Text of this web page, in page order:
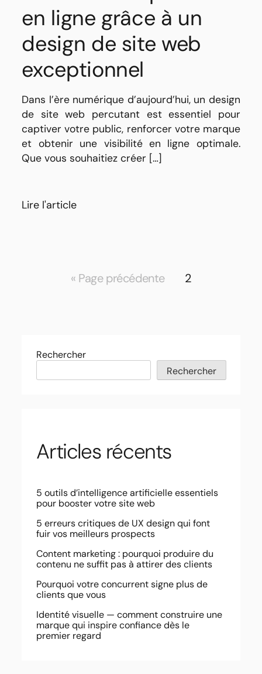
en ligne grâce à un
design de site web
exceptionnel
Dans l’ère numérique d’aujourd’hui, un design
de site web percutant est essentiel pour
captiver votre public, renforcer votre marque
et obtenir une visibilité en ligne optimale.
Que vous souhaitiez créer […]
Lire l'article
« Page précédente 2
Rechercher
Rechercher
Articles récents
5 outils d’intelligence artificielle essentiels
pour booster votre site web
5 erreurs critiques de UX design qui font
fuir vos meilleurs prospects
Content marketing : pourquoi produire du
contenu ne suffit pas à attirer des clients
Pourquoi votre concurrent signe plus de
clients que vous
Identité visuelle — comment construire une
marque qui inspire confiance dès le
premier regard